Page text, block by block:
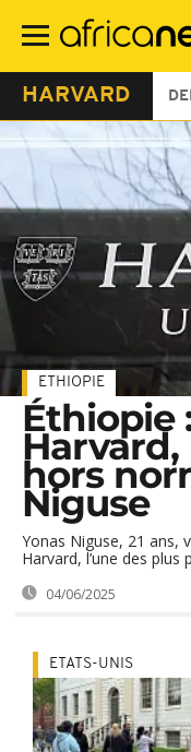
contenu
HARVARD
ETHIOPIE
Éthiopie
hors
Niguse
Yonas Niguse, 21 ans,
Harvard, l’une des
04/06/2025
ETATS-UNIS